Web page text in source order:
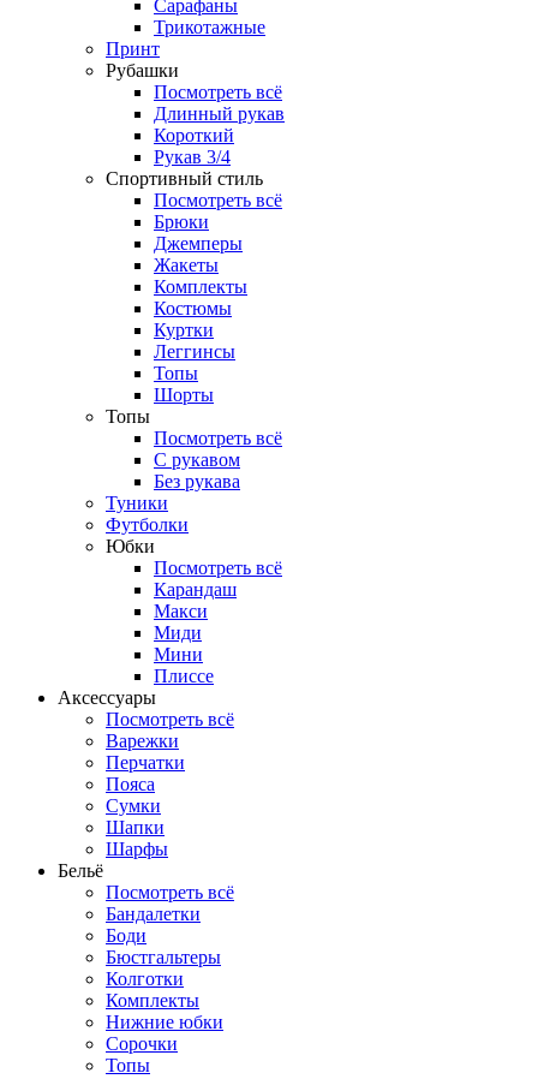
Сарафаны
Трикотажные
Принт
Рубашки
Посмотреть всё
Длинный рукав
Короткий
Рукав 3/4
Спортивный стиль
Посмотреть всё
Брюки
Джемперы
Жакеты
Комплекты
Костюмы
Куртки
Леггинсы
Топы
Шорты
Топы
Посмотреть всё
C рукавом
Без рукава
Туники
Футболки
Юбки
Посмотреть всё
Карандаш
Макси
Миди
Мини
Плиссе
Аксессуары
Посмотреть всё
Варежки
Перчатки
Пояса
Сумки
Шапки
Шарфы
Бельё
Посмотреть всё
Бандалетки
Боди
Бюстгальтеры
Колготки
Комплекты
Нижние юбки
Сорочки
Топы